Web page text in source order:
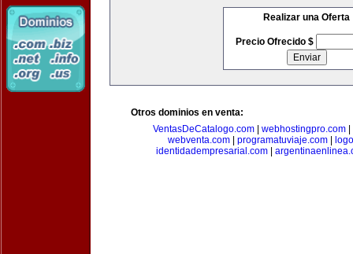
Realizar una Oferta
Precio Ofrecido $
Otros dominios en venta:
VentasDeCatalogo.com| webhostingpro.com|
webventa.com
programatuviaje.com
identidadempresarial.com